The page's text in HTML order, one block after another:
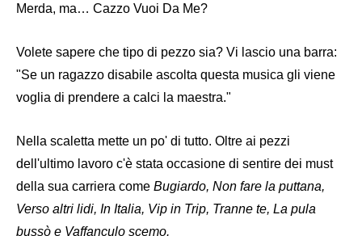
Merda, ma… Cazzo Vuoi Da Me?
Volete sapere che tipo di pezzo sia? Vi lascio una barra:
"Se un ragazzo disabile ascolta questa musica gli viene
voglia di prendere a calci la maestra."
Nella scaletta mette un po' di tutto. Oltre ai pezzi
dell'ultimo lavoro c'è stata occasione di sentire dei must
della sua carriera come Bugiardo, Non fare la puttana,
Verso altri lidi, In Italia, Vip in Trip, Tranne te, La pula
bussò e Vaffanculo scemo.